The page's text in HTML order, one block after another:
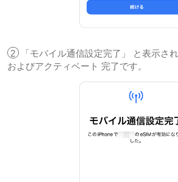
2
「モバイル通信設定完了」 と表示さ
およびアクティベート 完了です。